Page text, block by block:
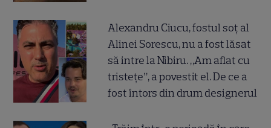
Alexandru Ciucu, fostul soț al
Alinei Sorescu, nu a fost lăsat
să intre la Nibiru. „Am aflat cu
tristețe”, a povestit el. De ce a
fost întors din drum designerul